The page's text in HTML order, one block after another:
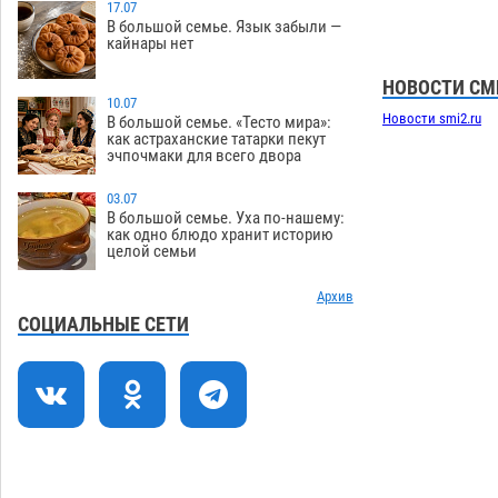
09:25
Все пострадавшие при пожаре на
Краснодарской в Астрахани
скончались
08:47
Астраханский суд оценил четыре удара
по голове полицейского в сто тысяч
рублей
07.08 281
приблизится к 40-градусному пределу
06.08 442
18:57
В Астрахани впервые открыли смену
406
Астрахань, Ахтубинск и 6 поселений
17:40
В астраханском поселке ведутся
17.07
В большой семье. Язык забыли —
кайнары нет
10.07
В большой семье. «Тесто мира»:
как астраханские татарки пекут
эчпочмаки для всего двора
03.07
В большой семье. Уха по-нашему:
как одно блюдо хранит историю
целой семьи
Архив
СОЦИАЛЬНЫЕ СЕТИ
НОВОСТИ
Новости smi2.ru